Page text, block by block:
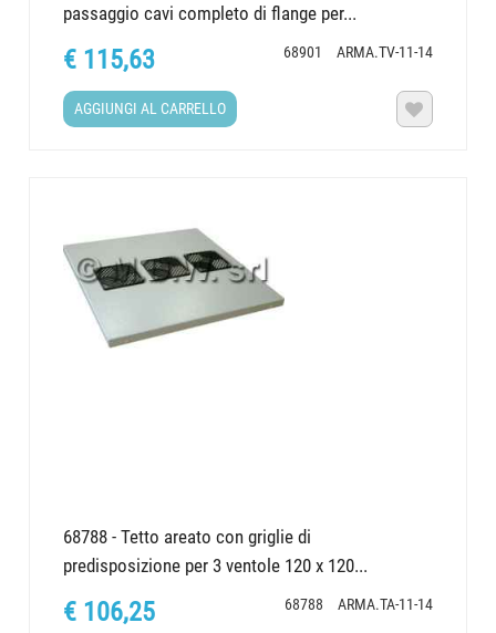
passaggio cavi completo di flange per...
68901 ARMA.TV-11-14
€ 115,63
AGGIUNGI AL CARRELLO 
68788 - Tetto areato con griglie di
predisposizione per 3 ventole 120 x 120...
68788 ARMA.TA-11-14
€ 106,25